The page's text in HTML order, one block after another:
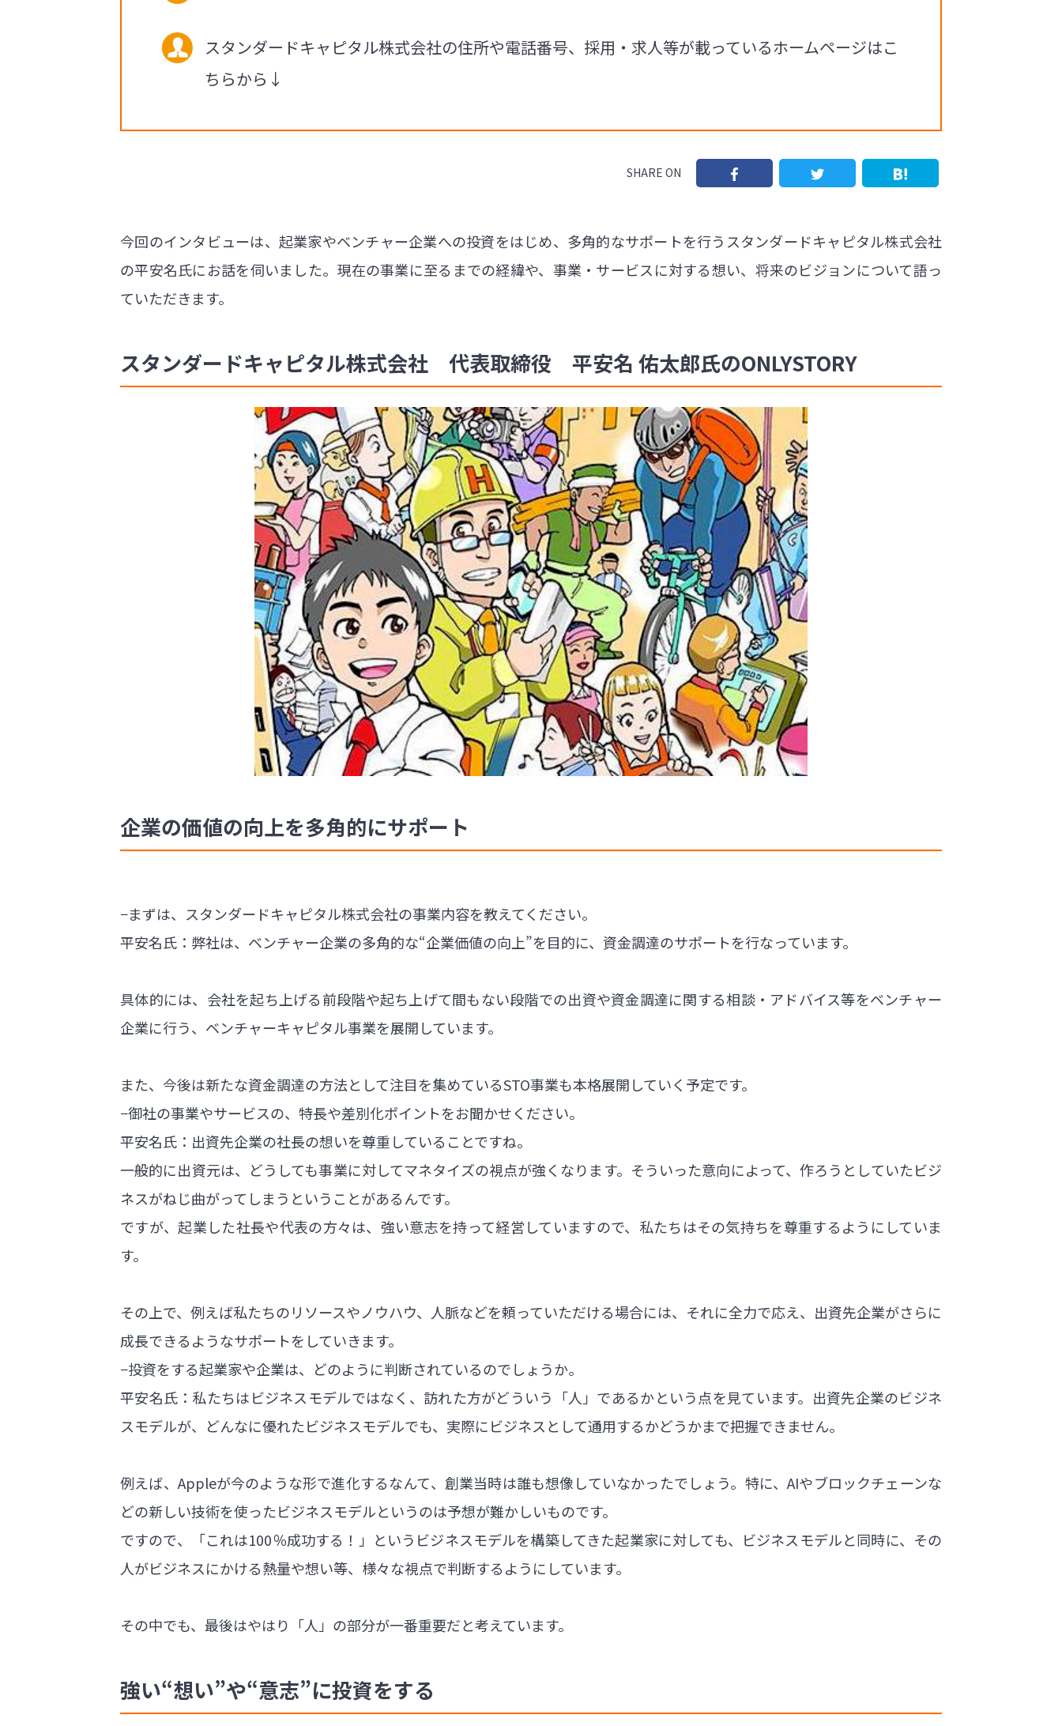
スタンダードキャピタル株式会社の住所や電話番号、採用・求人等が載っているホームページはこ
ちらから↓
SHARE ON
今回のインタビューは、起業家やベンチャー企業への投資をはじめ、多角的なサポートを行うスタンダードキャピタル株式会社
の平安名氏にお話を伺いました。現在の事業に至るまでの経緯や、事業・サービスに対する想い、将来のビジョンについて語っ
ていただきます。
スタンダードキャピタル株式会社 代表取締役 平安名 佑太郎氏のONLYSTORY
企業の価値の向上を多角的にサポート
−まずは、スタンダードキャピタル株式会社の事業内容を教えてください。
平安名氏：弊社は、ベンチャー企業の多角的な“企業価値の向上”を目的に、資金調達のサポートを行なっています。
具体的には、会社を起ち上げる前段階や起ち上げて間もない段階での出資や資金調達に関する相談・アドバイス等をベンチャー
企業に行う、ベンチャーキャピタル事業を展開しています。
また、今後は新たな資金調達の方法として注目を集めているSTO事業も本格展開していく予定です。
−御社の事業やサービスの、特長や差別化ポイントをお聞かせください。
平安名氏：出資先企業の社長の想いを尊重していることですね。
一般的に出資元は、どうしても事業に対してマネタイズの視点が強くなります。そういった意向によって、作ろうとしていたビジ
ネスがねじ曲がってしまうということがあるんです。
ですが、起業した社長や代表の方々は、強い意志を持って経営していますので、私たちはその気持ちを尊重するようにしていま
す。
その上で、例えば私たちのリソースやノウハウ、人脈などを頼っていただける場合には、それに全力で応え、出資先企業がさらに
成長できるようなサポートをしていきます。
−投資をする起業家や企業は、どのように判断されているのでしょうか。
平安名氏：私たちはビジネスモデルではなく、訪れた方がどういう「人」であるかという点を見ています。出資先企業のビジネ
スモデルが、どんなに優れたビジネスモデルでも、実際にビジネスとして通用するかどうかまで把握できません。
例えば、Appleが今のような形で進化するなんて、創業当時は誰も想像していなかったでしょう。特に、AIやブロックチェーンな
どの新しい技術を使ったビジネスモデルというのは予想が難かしいものです。
ですので、「これは100％成功する！」というビジネスモデルを構築してきた起業家に対しても、ビジネスモデルと同時に、その
人がビジネスにかける熱量や想い等、様々な視点で判断するようにしています。
その中でも、最後はやはり「人」の部分が一番重要だと考えています。
強い“想い”や“意志”に投資をする